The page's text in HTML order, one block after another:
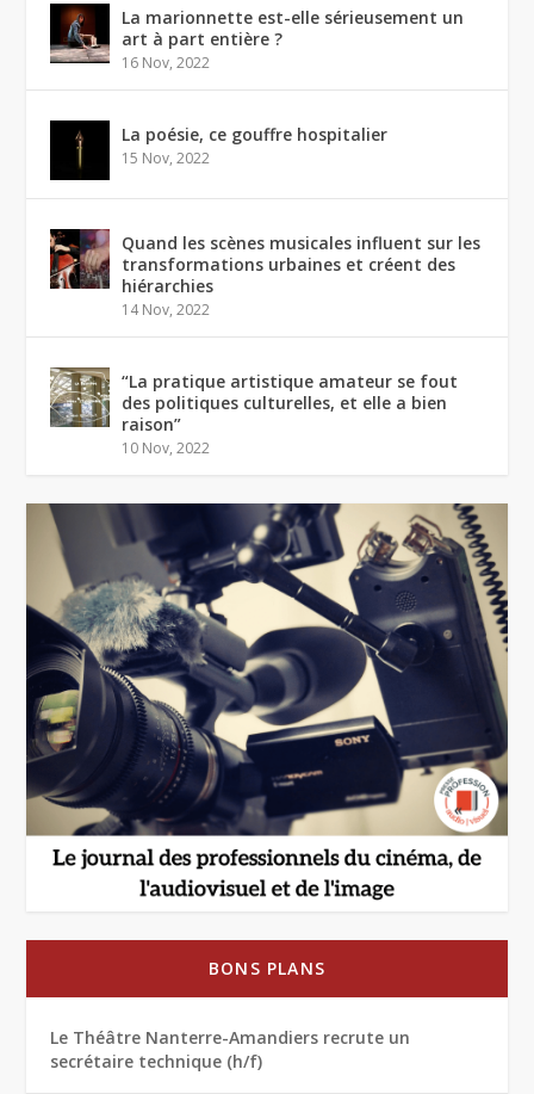
La marionnette est-elle sérieusement un
art à part entière ?
16 Nov, 2022
La poésie, ce gouffre hospitalier
15 Nov, 2022
Quand les scènes musicales influent sur les
transformations urbaines et créent des
hiérarchies
14 Nov, 2022
“La pratique artistique amateur se fout
des politiques culturelles, et elle a bien
raison”
10 Nov, 2022
BONS PLANS
Le Théâtre Nanterre-Amandiers recrute un
secrétaire technique (h/f)